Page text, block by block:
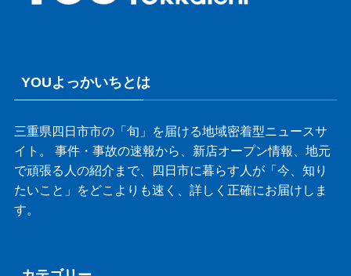
YOUよっかいちとは
三重県四日市市の「旬」を届ける地域密着型ニュースサ
イト。 事件・事故の速報から、新店オープン情報、地元
で頑張る人の紹介まで、四日市に暮らす人が「今、知り
たいこと」をどこよりも速く、詳しく正確にお届けしま
す。